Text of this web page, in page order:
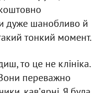
дуже шанобливо й
тонкий момент.
то це не клініка.
переважно